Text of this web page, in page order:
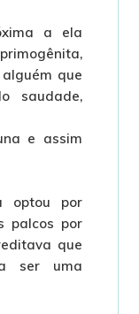
a ela
que
saudade,
e assim
optou por
palcos por
que
ser uma